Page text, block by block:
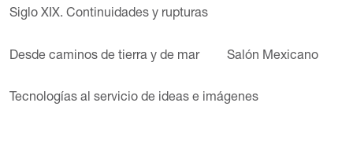
Siglo XIX. Continuidades y rupturas
Desde caminos de tierra y de mar Salón Mexicano
Tecnologías al servicio de ideas e imágenes